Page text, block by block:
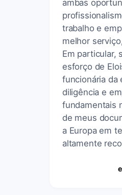
ambas
trabalho e
melhor
Em particular,
esforço de
funcionária da
diligência e
fundamentais
de meus
a Europa em
altamente